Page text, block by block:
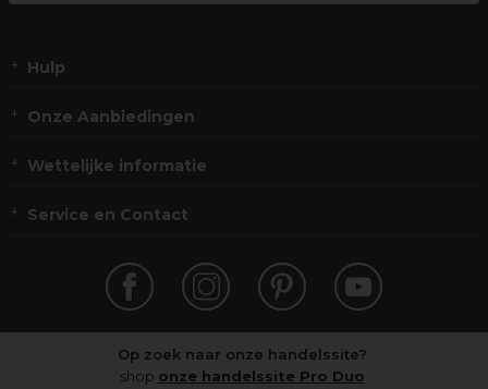
Hulp
Onze Aanbiedingen
Wettelijke informatie
Service en Contact
Op zoek naar onze handelssite?
shop onze handelssite Pro Duo